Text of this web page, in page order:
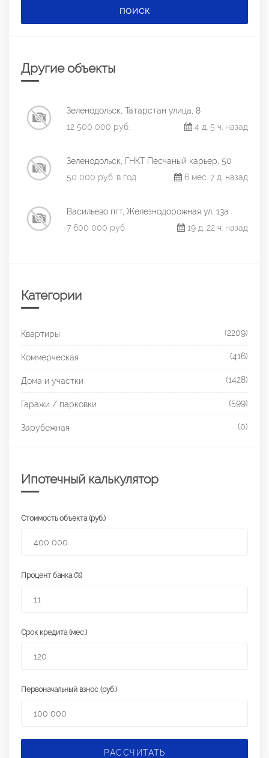
ПОИСК
Другие объекты
Зеленодольск, Татарстан улица, 8
12 500 000 руб.
4 д. 5 ч. назад
Зеленодольск, ГНКТ Песчаный карьер, 50
50 000 руб. в год
6 мес. 7 д. назад
Васильево пгт, Железнодорожная ул, 13а
7 600 000 руб.
19 д. 22 ч. назад
Категории
Квартиры (2209)
Коммерческая (416)
Дома и участки (1428)
Гаражи / парковки (599)
Зарубежная (0)
Ипотечный калькулятор
Стоимость объекта (руб.)
Процент банка (%)
Срок кредита (мес.)
Первоначальный взнос (руб.)
РАССЧИТАТЬ